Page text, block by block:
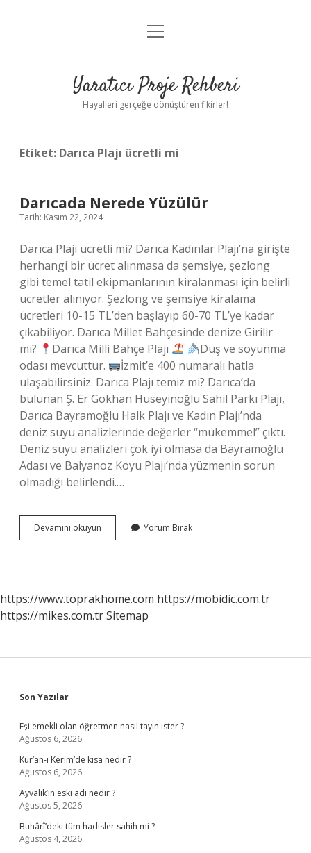
Anasayfa
Yasal Uyarı
menüyü
Yaratıcı Proje Rehberi
Hayalleri gerçeğe dönüştüren fikirler!
Etiket: Darıca Plajı ücretli mi
Darıcada Nerede Yüzülür
Tarih: Kasım 22, 2024
Darıca Plajı ücretli mi? Darıca Kadınlar Plajı’na girişte
herhangi bir ücret alınmasa da şemsiye, şezlong
gibi temel tatil ekipmanlarının kiralanması için belirli
ücretler alınıyor. Şezlong ve şemsiye kiralama
ücretleri 10-15 TL’den başlayıp 60-70 TL’ye kadar
çıkabiliyor. Darıca Millet Bahçesinde denize Girilir
mi?
Darıca Milli Bahçe Plajı
Duş ve soyunma
odası mevcuttur.
İzmit’e 400 numaralı hatla
ulaşabilirsiniz. Darıca Plajı temiz mi? Darıca’da
bulunan Ş. Er Gökhan Hüseyinoğlu Sahil Parkı Plajı,
Darıca Bayramoğlu Halk Plajı ve Kadın Plajı’nda
deniz suyu analizlerinde değerler “mükemmel” çıktı.
Deniz suyu analizleri çok iyi olmasa da Bayramoğlu
Adası ve Balyanoz Koyu Plajı’nda yüzmenin sorun
olmadığı belirlendi.…
Devamını okuyun Darıcada
Nerede
Yorum Bırak
https://www.toprakhome.com https://mobidic.com.tr
https://mikes.com.trSitemap
Sidebar
Son Yazılar
Eşi emekli olan öğretmen nasıl tayin ister ?
Ağustos 6, 2026
Kur’an-ı Kerim’de kısa nedir ?
Ağustos 6, 2026
Ayvalık’ın eski adı nedir ?
Ağustos 5, 2026
Buhârî’deki tüm hadisler sahih mi ?
Ağustos 4, 2026